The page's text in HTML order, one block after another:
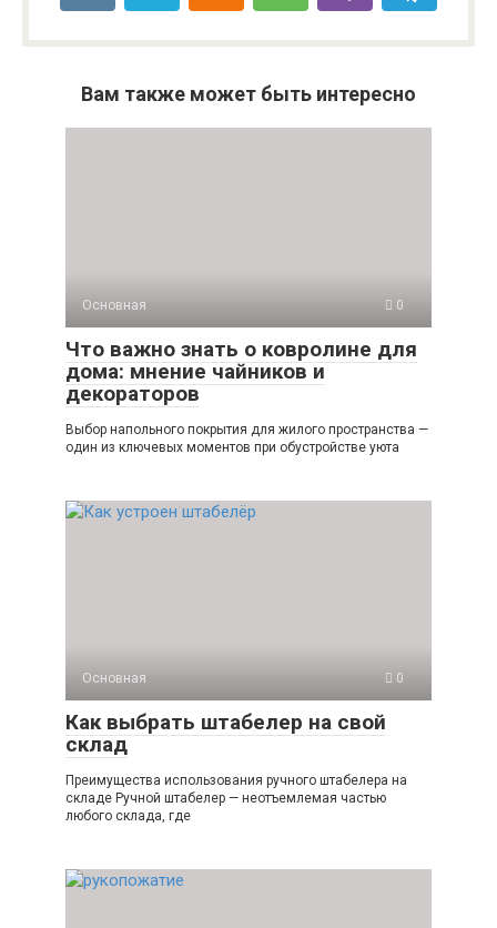
Вам также может быть интересно
Основная 0
Что важно знать о ковролине для
дома: мнение чайников и
декораторов
Выбор напольного покрытия для жилого пространства —
один из ключевых моментов при обустройстве уюта
Основная 0
Как выбрать штабелер на свой
склад
Преимущества использования ручного штабелера на
складе Ручной штабелер — неотъемлемая частью
любого склада, где